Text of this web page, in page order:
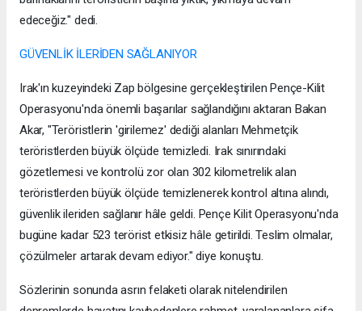
edeceğiz." dedi.
GÜVENLİK İLERİDEN SAĞLANIYOR
Irak'ın kuzeyindeki Zap bölgesine gerçekleştirilen Pençe-Kilit
Operasyonu'nda önemli başarılar sağlandığını aktaran Bakan
Akar, "Teröristlerin 'girilemez' dediği alanları Mehmetçik
teröristlerden büyük ölçüde temizledi. Irak sınırındaki
gözetlemesi ve kontrolü zor olan 302 kilometrelik alan
teröristlerden büyük ölçüde temizlenerek kontrol altına alındı,
güvenlik ileriden sağlanır hâle geldi. Pençe Kilit Operasyonu'nda
bugüne kadar 523 terörist etkisiz hâle getirildi. Teslim olmalar,
çözülmeler artarak devam ediyor." diye konuştu.
Sözlerinin sonunda asrın felaketi olarak nitelendirilen